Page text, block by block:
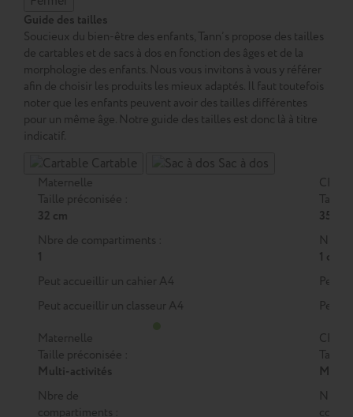
Guide des tailles
Soucieux du bien-être des enfants, Tann’s propose des tailles
de cartables et de sacs à dos en fonction des âges et de la
morphologie des enfants. Nous vous invitons à vous y référer
afin de choisir les produits les mieux adaptés. Il faut toutefois
noter que les enfants peuvent avoir des tailles différentes
pour un même âge. Notre guide des tailles est donc là à titre
indicatif.
Cartable Sac à dos
Maternelle
Taille préconisée :
32 cm
Nbre de compartiments :
1
Peut accueillir un cahier A4
Peut accueillir un classeur A4
CP
Taille
35 cm
Nbre
1 ou 2
Peut
Peut
Maternelle
Taille préconisée :
Multi-activités
Nbre de
compartiments :
CP
Taille
M
Nbre